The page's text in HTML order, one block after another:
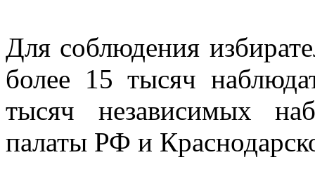
Для соблюдения
более 15 тысяч
тысяч независимых
палаты РФ и